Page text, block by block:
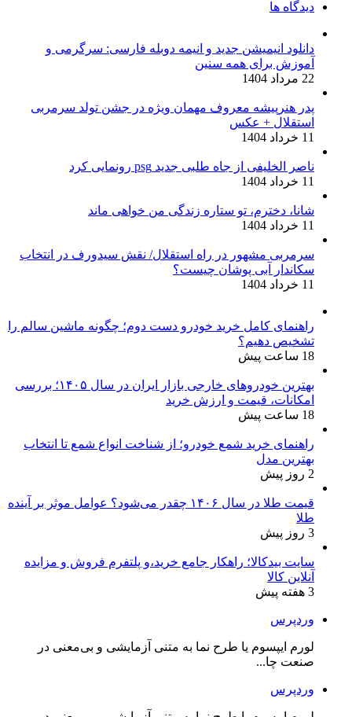
دیدگاه ها
دانلود انیمیشن جدید و انیمه دوبله فارسی: سرگرمی و
آموزش برای همه سنین
22 مرداد 1404
پدر هنرپیشه معروف مهمان ویژه در جشن تولد سرمربی
استقلال + عکس
11 خرداد 1404
ناصر الخلیفی از جاه طلبی جدید psg رونمایی کرد
11 خرداد 1404
شانا، دخترم، تو ستاره زندگی من خواهی ماند
11 خرداد 1404
سرمربی مشهور در راه استقلال/ نقش سیدورف در انتخاب
سکاندار آبی پوشان چیست؟
11 خرداد 1404
راهنمای کامل خرید خودرو دست دوم؛ چگونه ماشین سالم را
تشخیص دهیم؟
18 ساعت پیش
بهترین خودروهای خارجی بازار ایران در سال ۱۴۰۵؛ بررسی
امکانات، قیمت و ارزش خرید
18 ساعت پیش
راهنمای خرید شمع خودرو؛ از شناخت انواع شمع تا انتخاب
بهترین مدل
2 روز پیش
قیمت طلا در سال ۱۴۰۶ چقدر می‌شود؟ عوامل موثر بر آینده
طلا
3 روز پیش
سایت بیدکالا؛ راهکار جامع خرید،و پلتفرم فروش و مزایده
آنلاین کالا
3 هفته پیش
وردپرس
لورم ایپسوم یا طرح‌ نما به متنی آزمایشی و بی‌معنی در
صنعت چا...
وردپرس